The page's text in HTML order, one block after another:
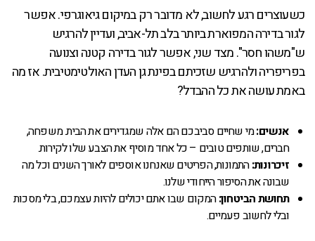
כשעוצרים רגע לחשוב, לא מדובר רק במיקום גיאוגרפי. אפשר
לגור בדירה המפוארת ביותר בלב תל-אביב, ועדיין להרגיש
ש"משהו חסר". מצד שני, אפשר לגור בדירה קטנה וצנועה
בפריפריה ולהרגיש שזכיתם בפינת גן העדן האולטימטיבית. אז מה
באמת עושה את כל ההבדל?
אנשים:מי שחיים סביבכם הם אלה שמגדירים את הבית. משפחה,
חברים, שותפים טובים – כל אחד מוסיף את הצבע שלו לקירות.
זיכרונות:התמונות, הפריטים שאנחנו אוספים לאורך השנים וכל מה
שבונה את הסיפור הייחודי שלנו.
תחושת הביטחון:המקום שבו אתם יכולים להיות עצמכם, בלי מסכות
ובלי לחשוב פעמיים.